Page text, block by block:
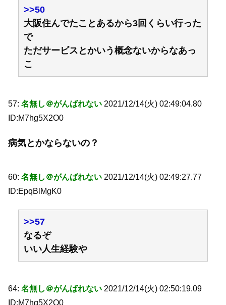
>>50
大阪住んでたことあるから3回くらい行った
で
ただサービスとかいう概念ないからなあっ
こ
57: 名無し＠がんばれない 2021/12/14(火) 02:49:04.80
ID:M7hg5X2O0
病気とかならないの？
60: 名無し＠がんばれない 2021/12/14(火) 02:49:27.77
ID:EpqBlMgK0
>>57
なるぞ
いい人生経験や
64: 名無し＠がんばれない 2021/12/14(火) 02:50:19.09
ID:M7hg5X2O0